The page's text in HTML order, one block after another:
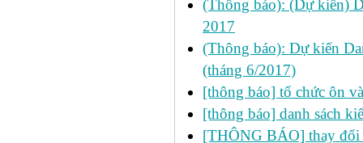
(Thông báo): (Dự kiến)
2017
(Thông báo): Dự kiến
(tháng 6/2017)
[thông báo] tổ chức ôn
[thông báo] danh sách
[THÔNG BÁO] thay đổi